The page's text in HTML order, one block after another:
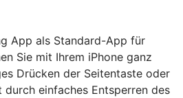
App als Standard-App für
Sie mit Ihrem iPhone ganz
Drücken der Seitentaste oder
einfaches Entsperren des